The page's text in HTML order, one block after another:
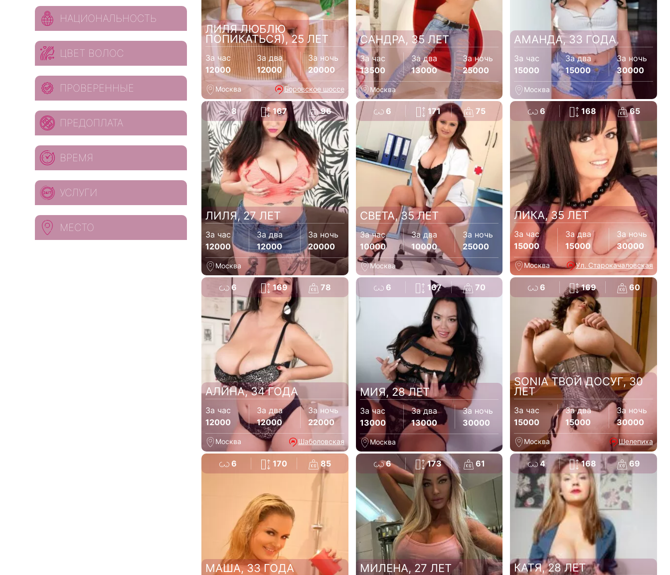
ЛИЛЯ ЛЮБЛЮ
ПОПИКАТЬСЯ), 25 ЛЕТ
За час
12000
За два
12000
За ночь
20000
Москва Боровское шоссе
САНДРА, 35 ЛЕТ
За час
13500
За два
13000
За ночь
25000
Москва
АМАНДА, 33 ГОДА
За час
15000
За два
15000
За ночь
30000
Москва
8 167 96
ЛИЛЯ, 27 ЛЕТ
За час
12000
За два
12000
За ночь
20000
Москва
6 171 75
СВЕТА, 35 ЛЕТ
За час
10000
За два
10000
За ночь
25000
Москва
6 168 65
ЛИКА, 35 ЛЕТ
За час
15000
За два
15000
За ночь
30000
Москва Ул. Старокачаловская
6 169 78
АЛИНА, 34 ГОДА
За час
12000
За два
12000
За ночь
22000
Москва Шаболовская
6 167 70
МИЯ, 28 ЛЕТ
За час
13000
За два
13000
За ночь
30000
Москва
6 169 60
SONIA ТВОЙ ДОСУГ, 30
ЛЕТ
За час
15000
За два
15000
За ночь
30000
Москва Шелепиха
6 170 85
МАША, 33 ГОДА
6 173 61
МИЛЕНА, 27 ЛЕТ
4 168 69
КАТЯ, 28 ЛЕТ
НАЦИОНАЛЬНОСТЬ
ЦВЕТ ВОЛОС
ПРОВЕРЕННЫЕ
ПРЕДОПЛАТА
ВРЕМЯ
УСЛУГИ
МЕСТО